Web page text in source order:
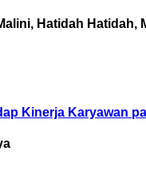
Hatidah Hatidah,
Kinerja Karyawan